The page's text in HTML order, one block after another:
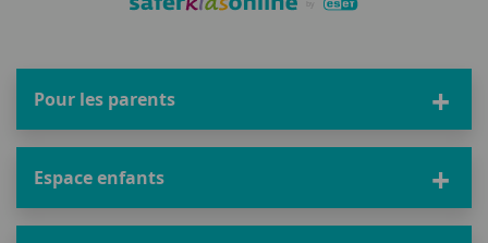
Pour les parents
Espace enfants